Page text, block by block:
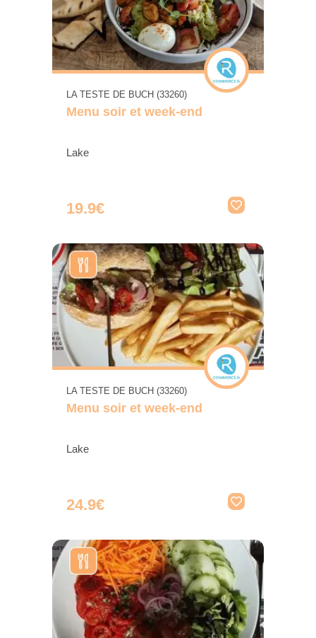
LA TESTE DE BUCH (33260)
Menu soir et week-end
Lake
19.9€
LA TESTE DE BUCH (33260)
Menu soir et week-end
Lake
24.9€